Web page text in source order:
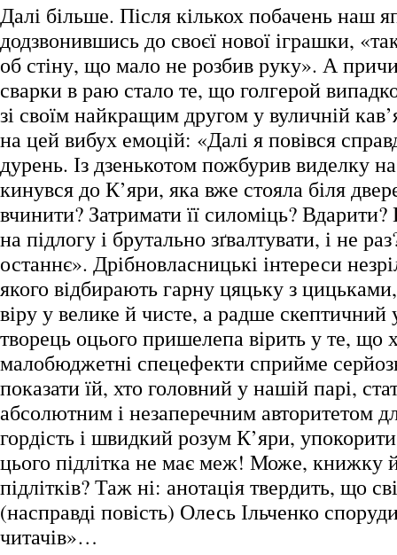
Далі більше. Після кількох побачень наш
додзвонившись до своєї нової іграшки,
об стіну, що мало не розбив руку». А
сварки в раю стало те, що голгерой
зі своїм найкращим другом у вуличній
на цей вибух емоцій: «Далі я повівся
дурень. Із дзенькотом пожбурив виделку
кинувся до К’яри, яка вже стояла біля
вчинити? Затримати її силоміць?
на підлогу і брутально зґвалтувати, і не
останнє». Дрібновласницькі інтереси
якого відбирають гарну цяцьку з
віру у велике й чисте, а радше скептичний
творець оцього пришелепа вірить у те, що
малобюджетні спецефекти сприйме
показати їй, хто головний у нашій парі,
абсолютним і незаперечним авторитетом
гордість і швидкий розум К’яри,
цього підлітка не має меж! Може, книжку
підлітків? Таж ні: анотація твердить, що
(насправді повість) Олесь Ільченко
читачів»…